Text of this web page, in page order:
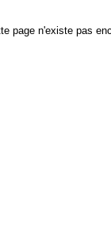
page n'existe pas